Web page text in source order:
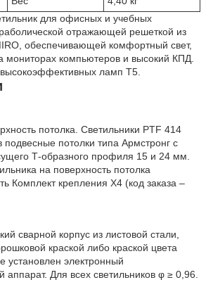
для офисных и учебных
отражающей решеткой из
обеспечивающей комфортный свет,
мониторах компьютеров и высокий КПД.
ламп Т5.
потолка. Светильники PTF 414
подвесные потолки типа Армстронг с
Т-образного профиля 15 и 24 мм.
на поверхность потолка
Комплект крепления Х4 (код заказа –
сварной корпус из листовой стали,
краской либо краской цвета
установлен электронный
аппарат. Для всех светильников φ ≥ 0,96.